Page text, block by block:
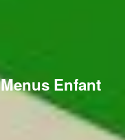
Menus Enfant